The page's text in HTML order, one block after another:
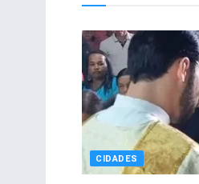
CIDADES